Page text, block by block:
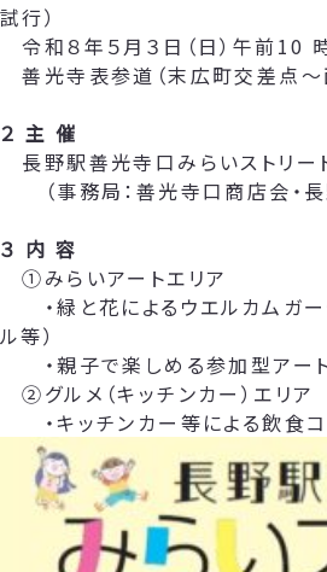
試行）
令和８年５月３日（日）午前10
善光寺表参道（末広町交差点
２ 主 催
長野駅善光寺口みらいストリー
（事務局：善光寺口商店会・長
３ 内 容
①みらいアートエリア
・緑と花によるウエルカムガー
ル等）
・親子で楽しめる参加型アート
②グルメ（キッチンカー）エリア
・キッチンカー等による飲食